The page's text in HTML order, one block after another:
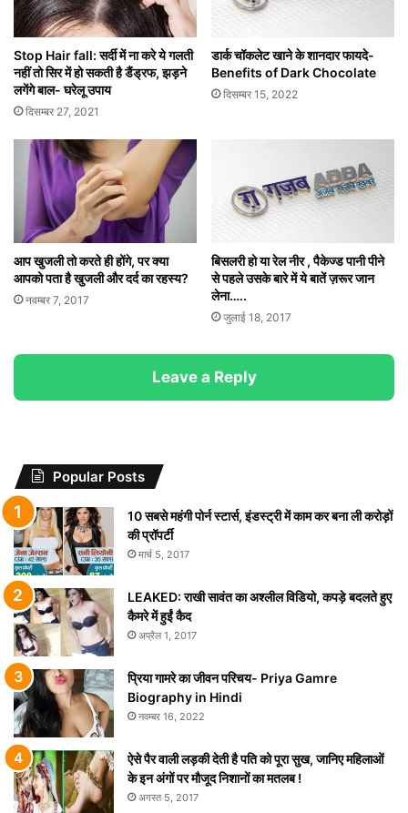
Stop Hair fall: सर्दी में ना करे ये गलती
नहीं तो सिर में हो सकती है डैंड्रफ, झड़ने
लगेंगे बाल- घरेलू उपाय
दिसम्बर 27, 2021
डार्क चॉकलेट खाने के शानदार फायदे-
Benefits of Dark Chocolate
दिसम्बर 15, 2022
आप खुजली तो करते ही होंगे, पर क्या
आपको पता है खुजली और दर्द का रहस्य?
नवम्बर 7, 2017
बिसलरी हो या रेल नीर , पैकेज्ड पानी पीने
से पहले उसके बारे में ये बातें ज़रूर जान
लेना…..
जुलाई 18, 2017
Leave a Reply
Popular Posts
10 सबसे महंगी पोर्न स्टार्स, इंडस्ट्री में काम कर बना ली करोड़ों
की प्रॉपर्टी
मार्च 5, 2017
LEAKED: राखी सावंत का अश्लील विडियो, कपड़े बदलते हुए
कैमरे में हुईं कैद
अप्रैल 1, 2017
प्रिया गामरे का जीवन परिचय- Priya Gamre
Biography in Hindi
नवम्बर 16, 2022
ऐसे पैर वाली लड़की देती है पति को पूरा सुख, जानिए महिलाओं
के इन अंगों पर मौजूद निशानों का मतलब !
अगस्त 5, 2017